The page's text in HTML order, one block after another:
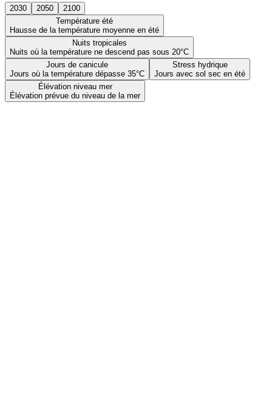
2030 2050
2100
Température été
Hausse de la température moyenne en été
Nuits tropicales
Nuits où la température ne descend pas sous 20°C
Jours de canicule
Jours où la température dépasse 35°C
Stress hydrique
Jours avec sol sec en été
Élévation niveau mer
Élévation prévue du niveau de la mer